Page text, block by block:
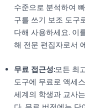
수준으로 분석하여
구를 쓰기 보조 도구
다해 사용하세요. 이
해 전문 편집자로서
무료 접근성:모든 최
도구에 무료로 액세
세계의 학생과 교사